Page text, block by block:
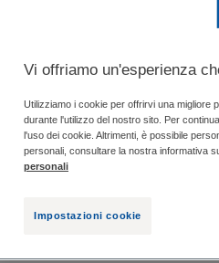
Vi offriamo un'esperienza
Utilizziamo i cookie per offrirvi una migliore
durante l'utilizzo del nostro sito. Per
l'uso dei cookie. Altrimenti, è possibile
personali, consultare la nostra informativa
personali
Impostazioni cookie